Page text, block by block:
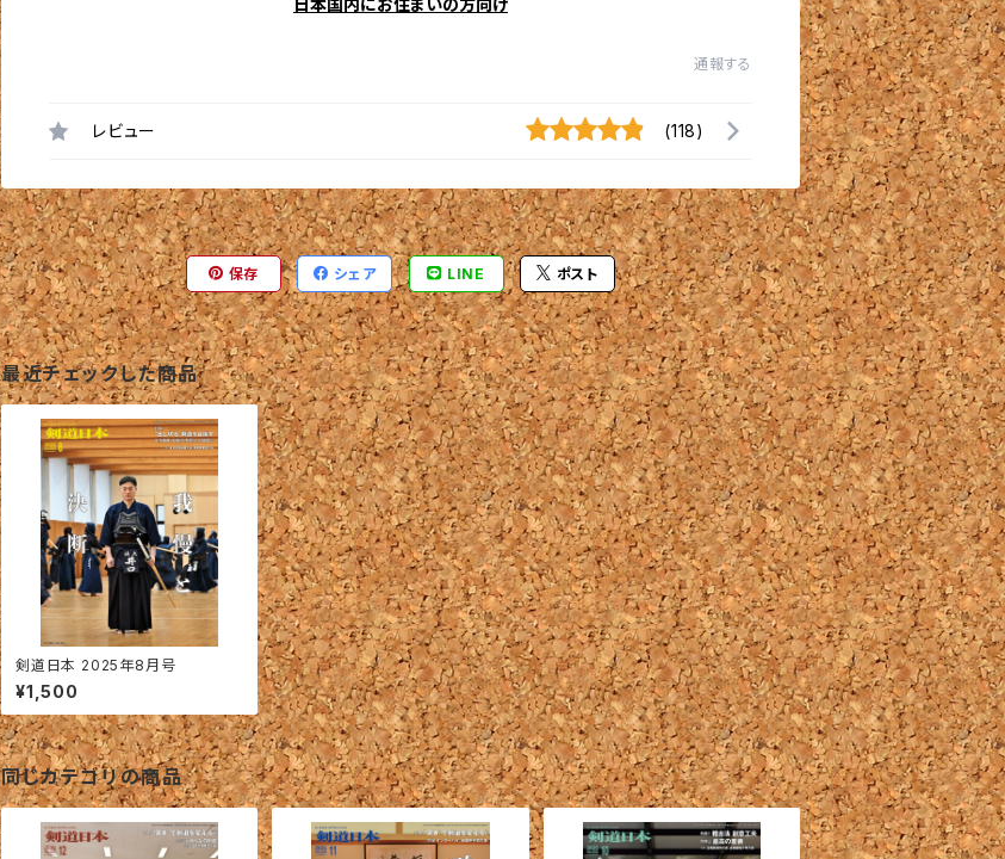
日本国内にお住まいの方向け
通報する
レビュー (118)
保存 シェア LINE ポスト
最近チェックした商品
剣道日本 2025年8月号
¥1,500
同じカテゴリの商品